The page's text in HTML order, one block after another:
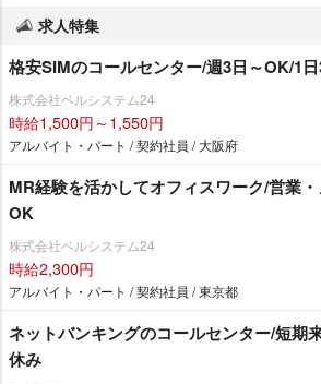
求人特集
格安SIMのコールセンター/週3日～OK/1
株式会社ベルシステム24
時給1,500円～1,550円
アルバイト・パート / 契約社員 / 大阪府
MR経験を活かしてオフィスワーク/営業
OK
株式会社ベルシステム24
時給2,300円
アルバイト・パート / 契約社員 / 東京都
ネットバンキングのコールセンター/短期
休み